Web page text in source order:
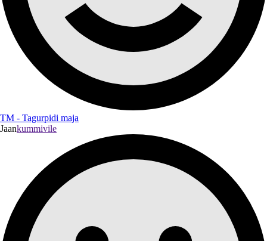
TM - Tagurpidi maja
Jaankummivile